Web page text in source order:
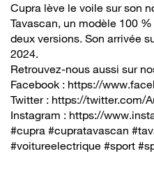
Cupra lève le voile sur son
Tavascan, un modèle 100
deux versions. Son arrivée
2024.
Retrouvez-nous aussi sur
Facebook : https://
Twitter : https://twitter.com/
Instagram : https://
#cupra #cupratavascan
#voitureelectrique #sport